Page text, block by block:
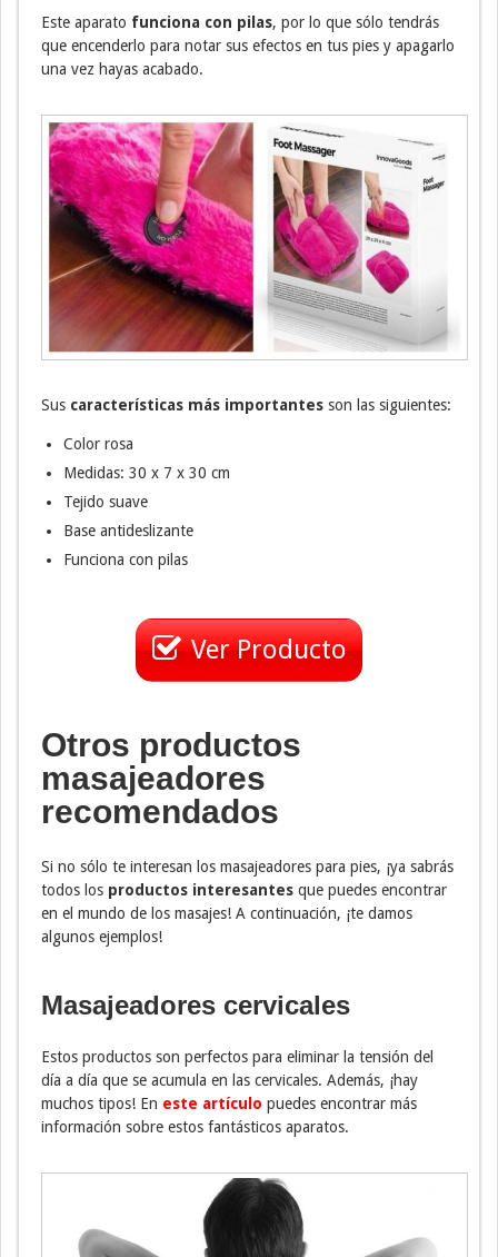
Este aparato funciona con pilas, por lo que sólo tendrás
que encenderlo para notar sus efectos en tus pies y apagarlo
una vez hayas acabado.
Sus características más importantes son las siguientes:
Color rosa
Medidas: 30 x 7 x 30 cm
Tejido suave
Base antideslizante
Funciona con pilas
Ver Producto
Otros productos
masajeadores
recomendados
Si no sólo te interesan los masajeadores para pies, ¡ya sabrás
todos los productos interesantes que puedes encontrar
en el mundo de los masajes! A continuación, ¡te damos
algunos ejemplos!
Masajeadores cervicales
Estos productos son perfectos para eliminar la tensión del
día a día que se acumula en las cervicales. Además, ¡hay
muchos tipos! En este artículo puedes encontrar más
información sobre estos fantásticos aparatos.